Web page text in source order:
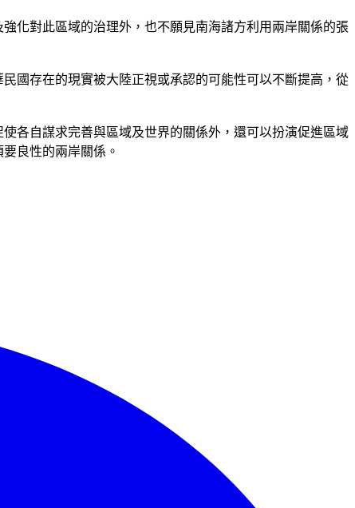
化對此區域的治理外，也不願見南海諸方利用兩岸關係的張
國存在的現實被大陸正視或承認的可能性可以不斷提高，從
各自謀求完善與區域及世界的關係外，還可以扮演促進區域
良性的兩岸關係。